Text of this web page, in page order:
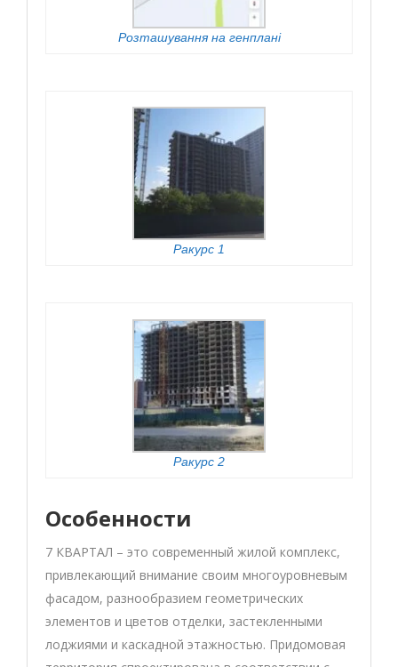
Розташування на генплані
Ракурс 1
Ракурс 2
Особенности
7 КВАРТАЛ – это современный жилой комплекс,
привлекающий внимание своим многоуровневым
фасадом, разнообразием геометрических
элементов и цветов отделки, застекленными
лоджиями и каскадной этажностью. Придомовая